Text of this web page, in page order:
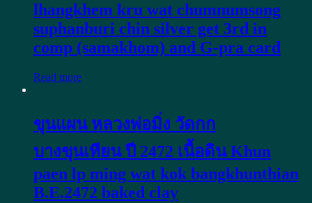
lhangkhem kru wat chumnumsong
suphanburi chin silver get 3rd in
comp (samakhom) and G-pra card
Read more
ขุนแผน หลวงพ่อมิ่ง วัดกก
บางขุนเทียน ปี 2472 เนื้อดิน Khun
paen lp ming wat kok bangkhunthian
B.E.2472 baked clay